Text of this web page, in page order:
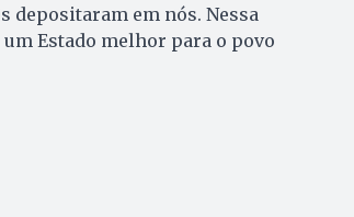
depositaram em nós. Nessa
Estado melhor para o povo